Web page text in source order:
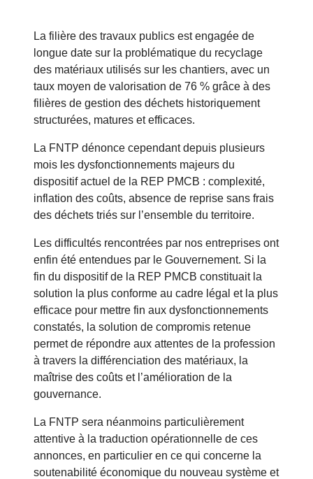
La filière des travaux publics est engagée de
longue date sur la problématique du recyclage
des matériaux utilisés sur les chantiers, avec un
taux moyen de valorisation de 76 % grâce à des
filières de gestion des déchets historiquement
structurées, matures et efficaces.
La FNTP dénonce cependant depuis plusieurs
mois les dysfonctionnements majeurs du
dispositif actuel de la REP PMCB : complexité,
inflation des coûts, absence de reprise sans frais
des déchets triés sur l’ensemble du territoire.
Les difficultés rencontrées par nos entreprises ont
enfin été entendues par le Gouvernement. Si la
fin du dispositif de la REP PMCB constituait la
solution la plus conforme au cadre légal et la plus
efficace pour mettre fin aux dysfonctionnements
constatés, la solution de compromis retenue
permet de répondre aux attentes de la profession
à travers la différenciation des matériaux, la
maîtrise des coûts et l’amélioration de la
gouvernance.
La FNTP sera néanmoins particulièrement
attentive à la traduction opérationnelle de ces
annonces, en particulier en ce qui concerne la
soutenabilité économique du nouveau système et